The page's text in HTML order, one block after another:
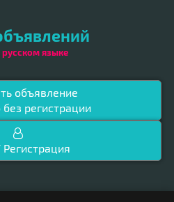
русском языке
объявление
без регистрации